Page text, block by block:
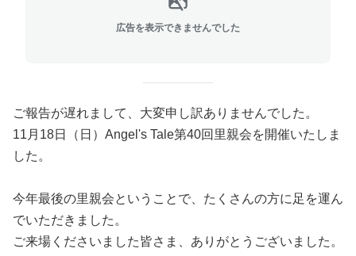
広告を表示できませんでした
ご報告が遅れまして、大変申し訳ありませんでした。
11月18日（日）Angel's Tale第40回里親会を開催いたしま
した。
今年最後の里親会ということで、たくさんの方に足を運ん
でいただきました。
ご来場くださいました皆さま、ありがとうございました。